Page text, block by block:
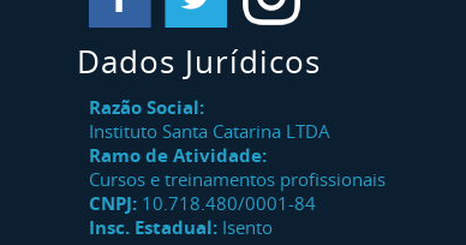
Dados Jurídicos
Razão Social:
Instituto Santa Catarina LTDA
Ramo de Atividade:
Cursos e treinamentos profissionais
CNPJ: 10.718.480/0001-84
Insc. Estadual: Isento